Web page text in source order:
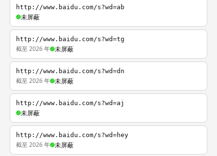
http://www.baidu.com/s?wd=ab
未屏蔽
http://www.baidu.com/s?wd=tg
截至 2026 年 未屏蔽
http://www.baidu.com/s?wd=dn
截至 2026 年 未屏蔽
http://www.baidu.com/s?wd=aj
未屏蔽
http://www.baidu.com/s?wd=hey
截至 2026 年 未屏蔽